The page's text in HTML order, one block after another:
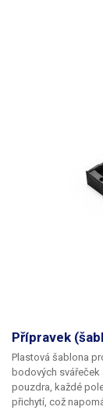
Přípravek
Plastová šablona
bodových svářeček
pouzdra, každé
přichytí, což